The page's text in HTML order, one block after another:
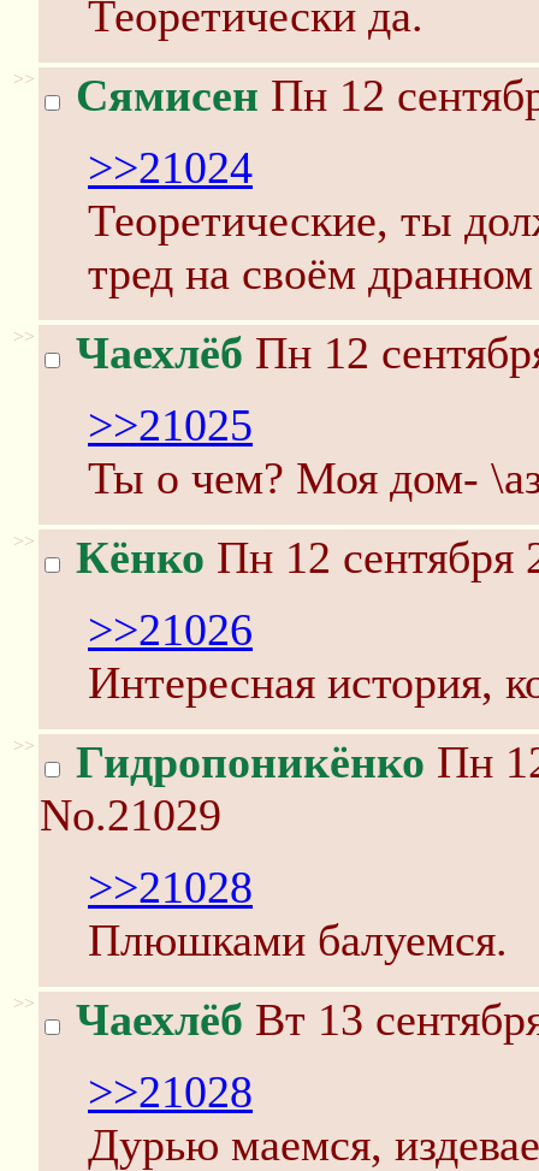
Теоретически да.
>> Сямисен Пн 12
>>21024
Теоретические, ты
тред на своём
>> Чаехлёб Пн 12
>>21025
Ты о чем? Моя дом-
>> Кёнко Пн 12 сентября
>>21026
Интересная история,
>> Гидропоникёнко Пн
No.21029
>>21028
Плюшками балуемся.
>> Чаехлёб Вт 13
>>21028
Дурью маемся,